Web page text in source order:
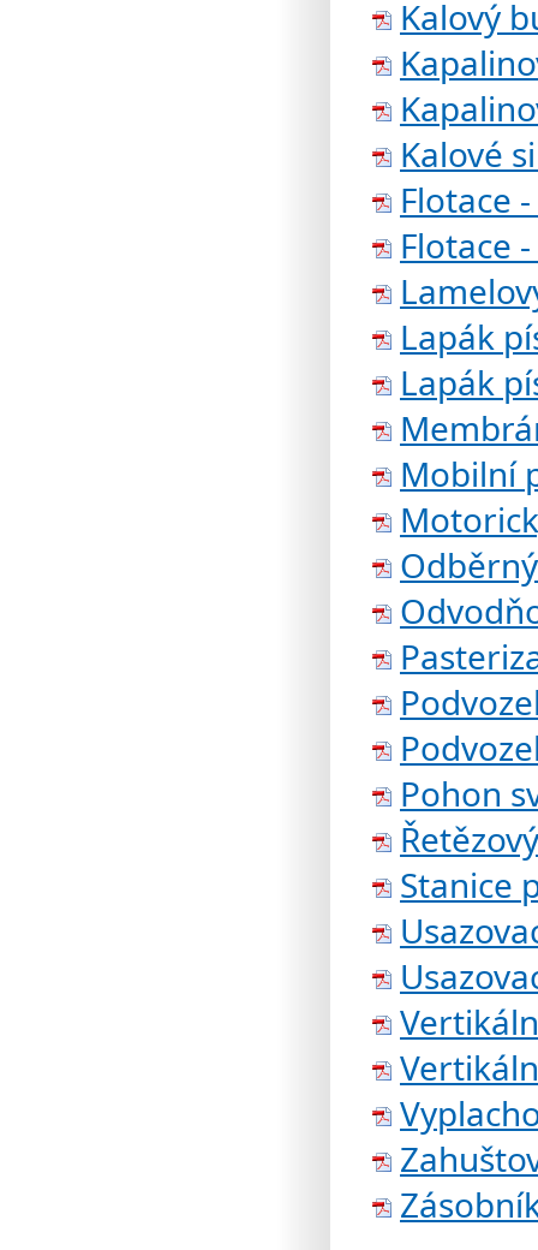
Kalový
Kalové
Flotace
Flotace
Lapák
Lapák
Mobilní
Pohon
Stanice